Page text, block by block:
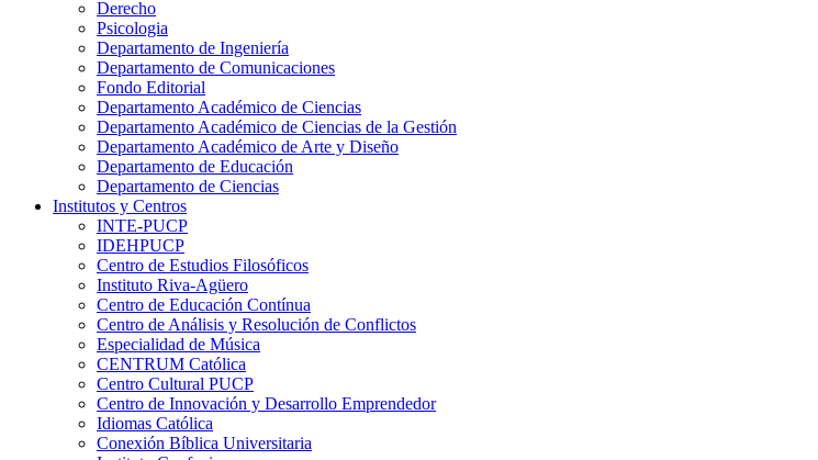
Derecho
Psicologia
Departamento de Ingeniería
Departamento de Comunicaciones
Fondo Editorial
Departamento Académico de Ciencias
Departamento Académico de Ciencias de la Gestión
Departamento Académico de Arte y Diseño
Departamento de Educación
Departamento de Ciencias
Institutos y Centros
INTE-PUCP
IDEHPUCP
Centro de Estudios Filosóficos
Instituto Riva-Agüero
Centro de Educación Contínua
Centro de Análisis y Resolución de Conflictos
Especialidad de Música
CENTRUM Católica
Centro Cultural PUCP
Centro de Innovación y Desarrollo Emprendedor
Idiomas Católica
Conexión Bíblica Universitaria